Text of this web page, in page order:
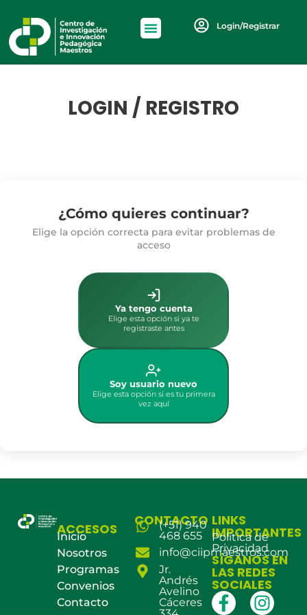
Login/Registrar
LOGIN / REGISTRO
¿Cómo quieres continuar?
Elige la opción correcta para evitar problemas de
acceso
Ya tengo cuenta
Elige esta opción si ya te
registraste antes
Soy usuario nuevo
Elige esta opción si es tu primera
vez aquí
ACCESOS
Inicio
Nosotros
Programas
Convenios
Contacto
CONTACTO
(+51) 940
468 655
info@ciipmaestros.com
Jr.
Andrés
Avelino
Cáceres
LINKS
IMPORTANTES
Política de
Privacidad
SÍGANOS EN
LAS REDES
SOCIALES